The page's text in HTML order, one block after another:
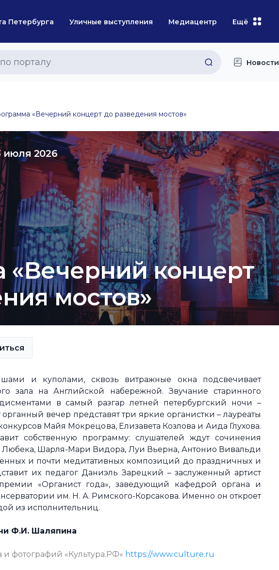
Петербурга Уличные выступления Медиацентр Ещё
Новости
«Вечерний концерт до разведения мостов»
июля 2026
«Вечерний концерт
мостов»
и куполами, сквозь витражные окна подсвечивает
зала на Английской набережной. Звучание старинного
в самый разгар летней петербургский ночи –
вечер представят три яркие органистки – лауреаты
Майя Мокрецова, Елизавета Козлова и Аида Глухова.
собственную программу: слушателей ждут сочинения
Любека, Шарля-Мари Видора, Луи Вьерна, Антонио Вивальди
и почти медитативных композиций до праздничных и
их педагог Даниэль Зарецкий – заслуженный артист
«Органист года», заведующий кафедрой органа и
им. Н. А. Римского-Корсакова. Именно он откроет
из исполнительниц.
Ф.И. Шаляпина
и фотографий «Культура.РФ» https://www.culture.ru